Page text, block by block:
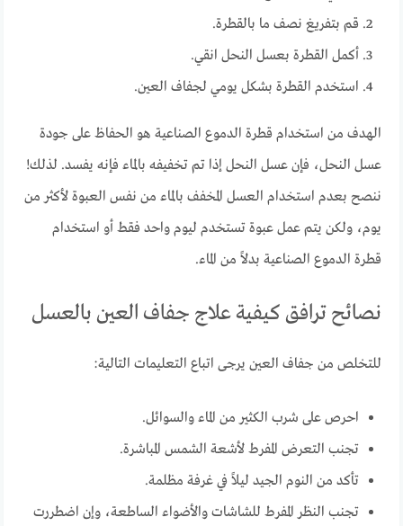
قم بتفريغ نصف ما بالقطرة.
أكمل القطرة بعسل النحل انقي.
استخدم القطرة بشكل يومي لجفاف العين.
الهدف من استخدام قطرة الدموع الصناعية هو الحفاظ على جودة
عسل النحل، فإن عسل النحل إذا تم تخفيفه بالماء فإنه يفسد. لذلك!
ننصح بعدم استخدام العسل المخفف بالماء من نفس العبوة لأكثر من
يوم، ولكن يتم عمل عبوة تستخدم ليوم واحد فقط أو استخدام
قطرة الدموع الصناعية بدلاً من الماء.
نصائح ترافق كيفية علاج جفاف العين بالعسل
للتخلص من جفاف العين يرجى اتباع التعليمات التالية:
احرص على شرب الكثير من الماء والسوائل.
تجنب التعرض المفرط لأشعة الشمس المباشرة.
تأكد من النوم الجيد ليلاً في غرفة مظلمة.
تجنب النظر المفرط للشاشات والأضواء الساطعة، وإن اضطررت